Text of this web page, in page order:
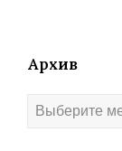
Архив
Архив